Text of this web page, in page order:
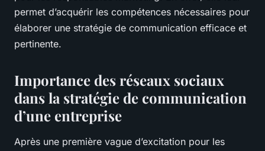
permet d’acquérir les compétences nécessaires pour
élaborer une stratégie de communication efficace et
pertinente.
Importance des réseaux sociaux
dans la stratégie de communication
d’une entreprise
Après une première vague d’excitation pour les